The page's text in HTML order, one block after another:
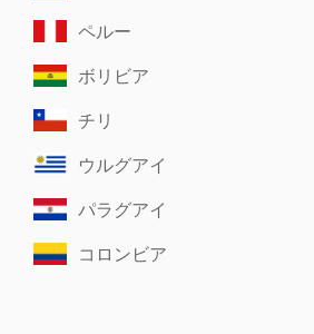
ペルー
ボリビア
チリ
ウルグアイ
パラグアイ
コロンビア